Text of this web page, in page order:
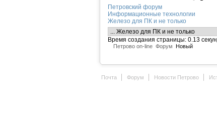
Петровский форум
Информационные технологии
Железо для ПК и не только
Время создания страницы: 0.13
Петрово on-line Форум Новый
Почта Форум Новости Петрово